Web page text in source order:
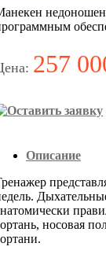
257
Описание
носовая